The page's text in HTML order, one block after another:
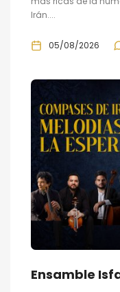
Irán....
05/08/2026